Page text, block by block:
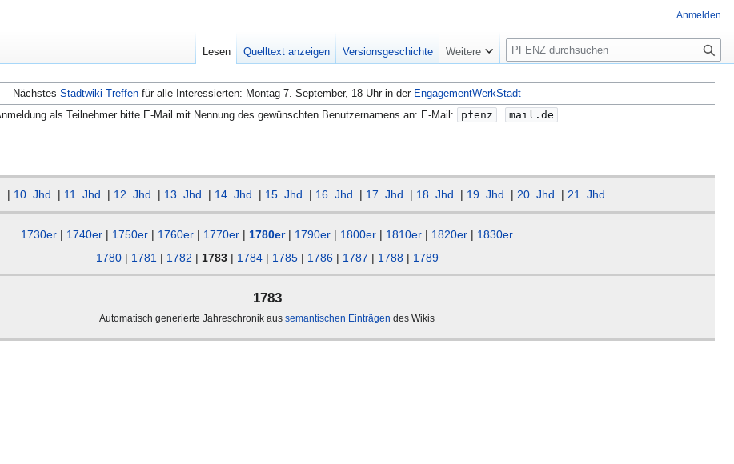
Nächstes Stadtwiki-Treffen für alle Interessierten: Montag 7. September, 18 Uhr in der EngagementWerkStadt
als Teilnehmer bitte E-Mail mit Nennung des gewünschten Benutzernamens an: E-Mail:
pfenz mail.de
| 10. Jhd. | 11. Jhd. | 12. Jhd. | 13. Jhd. | 14. Jhd. | 15. Jhd. | 16. Jhd. | 17. Jhd. | 18. Jhd. | 19. Jhd. | 20. Jhd. | 21. Jhd.
1730er | 1740er | 1750er | 1760er | 1770er | 1780er| 1790er | 1800er | 1810er | 1820er | 1830er
1780| 1781 | 1782 | 1783| 1784| 1785| 1786| 1787 | 1788| 1789
1783
Automatisch generierte Jahreschronik aus semantischen Einträgen des Wikis
Anmelden
Lesen Quelltext anzeigen Versionsgeschichte Weitere
S
u
c
h
e